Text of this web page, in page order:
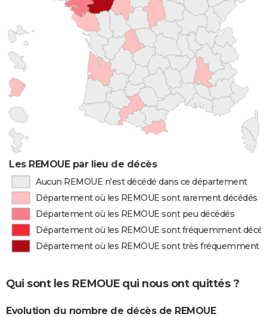
Les REMOUE par lieu de décès
Aucun REMOUE n'est décédé dans ce département
Département où les REMOUE sont rarement décédés
Département où les REMOUE sont peu décédés
Département où les REMOUE sont fréquemment
Département où les REMOUE sont très fréquemment
Qui sont les REMOUE qui nous ont quittés ?
Evolution du nombre de décès de REMOUE